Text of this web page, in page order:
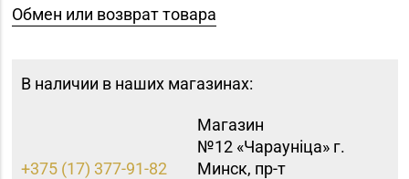
Обмен или возврат товара
В наличии в наших магазинах:
+375 (17) 377-91-82
Магазин
№12 «Чараунiца» г.
Минск, пр-т